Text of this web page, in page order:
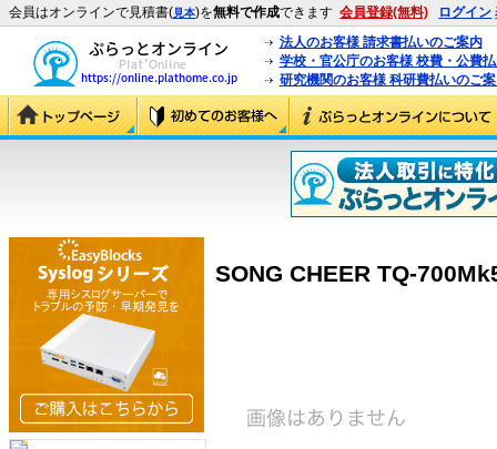
会員はオンラインで見積書(見本)を無料で作成できます 会員登録(無料) ログイン
法人のお客様 請求書払いのご案内
学校・官公庁のお客様 校費・公費
研究機関のお客様 科研費払いのご
SONG CHEER TQ-